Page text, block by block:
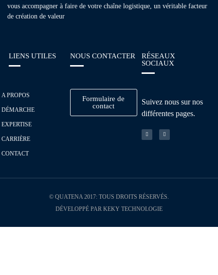
vous accompagner à faire de votre chaîne logistique, un véritable facteur
de création de valeur
LIENS UTILES
A PROPOS
DÉMARCHE
EXPERTISE
CARRIÈRE
CONTACT
NOUS CONTACTER
Formulaire de
contact
RÉSEAUX
SOCIAUX
Suivez nous sur nos
différentes pages.
© QUATENA 2017: TOUS DROITS RÉSERVÉS.
DÉVELOPPÉ PAR KEKY TECHNOLOGIE